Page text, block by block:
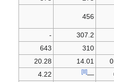
456
307.2
-
310
643
14.01
20.28
—
[II]
4.22